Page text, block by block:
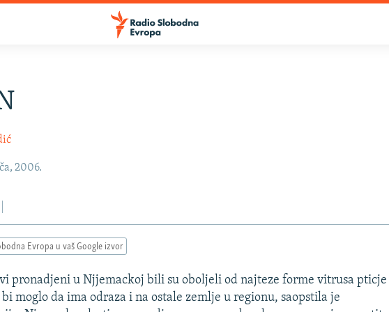
2006.
Evropa u vaš Google izvor
pronadjeni u Njjemackoj bili su oboljeli od najteze forme vitrusa pticje
moglo da ima odraza i na ostale zemlje u regionu, saopstila je